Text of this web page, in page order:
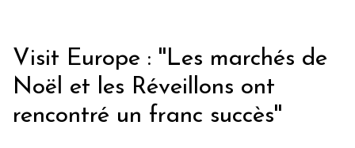
Visit Europe : ''Les marchés de
Noël et les Réveillons ont
rencontré un franc succès''